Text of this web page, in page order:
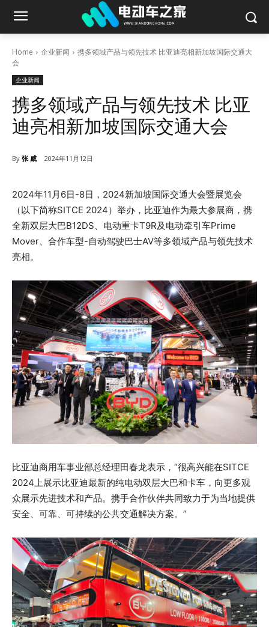
Home 企业新闻
携多领域产品与领先技术 比亚迪亮相新加坡国际交通大
会
企业新闻
携多领域产品与领先技术 比亚
迪亮相新加坡国际交通大会
By 张 威 2024年11月12日
2024年11月6日-8日，2024新加坡国际交通大会暨展览会
（以下简称SITCE 2024）举办，比亚迪作为最大参展商，携
全新双层大巴B12DS、电动重卡T9R及电动牵引车Prime
Mover、合作车型-自动驾驶巴士AV等多领域产品与领先技术
亮相。
比亚迪商用车事业部总经理田春龙表示，“很高兴能在SITCE
2024上展示比亚迪最新的纯电动双层大巴和卡车，向更多观
众展示先进技术和产品。携手合作伙伴共同致力于为当地提供
安全、可靠、可持续的公共交通解决方案。”